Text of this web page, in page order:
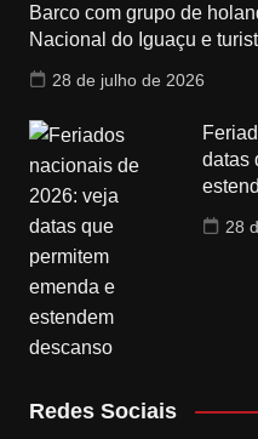
Barco com grupo de
Nacional do Iguaçu e
28 de julho de 2026
datas
28
Redes Sociais